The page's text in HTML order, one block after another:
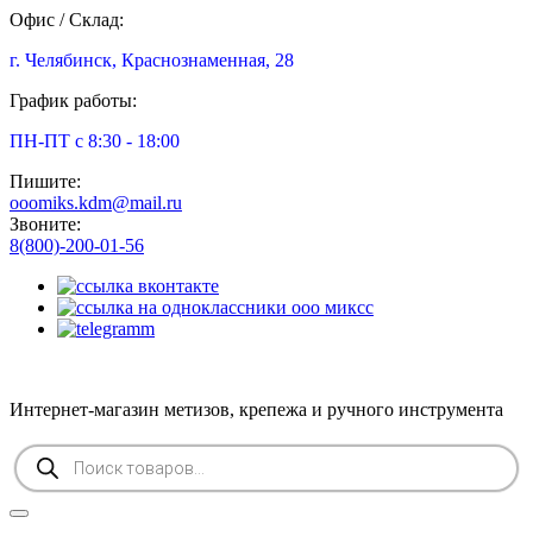
Офис / Склад:
г. Челябинск, Краснознаменная, 28
График работы:
ПН-ПТ с 8:30 - 18:00
Пишите:
ooomiks.kdm@mail.ru
Звоните:
8(800)-200-01-56
Интернет-магазин метизов, крепежа и ручного инструмента
Поиск
товаров